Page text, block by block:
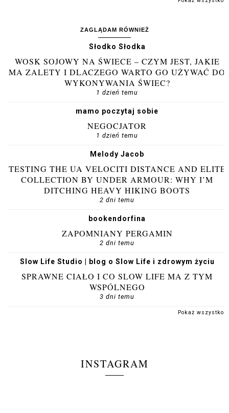
ZAGLĄDAM RÓWNIEŻ
Słodko Słodka
WOSK SOJOWY NA ŚWIECE – CZYM JEST, JAKIE
MA ZALETY I DLACZEGO WARTO GO UŻYWAĆ DO
WYKONYWANIA ŚWIEC?
1 dzień temu
mamo poczytaj sobie
NEGOCJATOR
1 dzień temu
Melody Jacob
TESTING THE UA VELOCITI DISTANCE AND ELITE
COLLECTION BY UNDER ARMOUR: WHY I’M
DITCHING HEAVY HIKING BOOTS
2 dni temu
bookendorfina
ZAPOMNIANY PERGAMIN
2 dni temu
Slow Life Studio | blog o Slow Life i zdrowym życiu
SPRAWNE CIAŁO I CO SLOW LIFE MA Z TYM
WSPÓLNEGO
3 dni temu
Pokaż wszystko
INSTAGRAM